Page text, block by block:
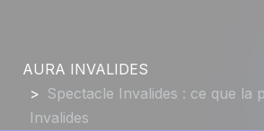
AURA INVALIDES
Spectacle Invalides : ce que la
Invalides